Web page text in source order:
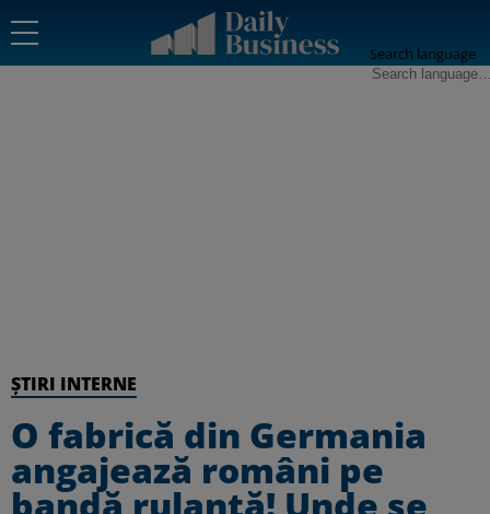
Search language
ȘTIRI INTERNE
O fabrică din Germania
angajează români pe